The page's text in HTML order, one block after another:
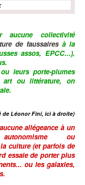
aucune collectivité
de faussaires à la
assos, EPCC...),
leurs porte-plumes
art ou littérature, on
de Léonor Fini, ici à droite)
allégeance à un
autonomisme ou
culture (et parfois de
essaie de porter plus
ou les galaxies,